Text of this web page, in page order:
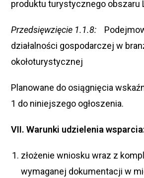
produktu turystycznego obszaru
Przedsięwzięcie 1.1.8:
działalności gospodarczej w
okołoturystycznej
Planowane do osiągnięcia
1 do niniejszego ogłoszenia.
VII. Warunki udzielenia
złożenie wniosku wraz z
wymaganej dokumentacji w